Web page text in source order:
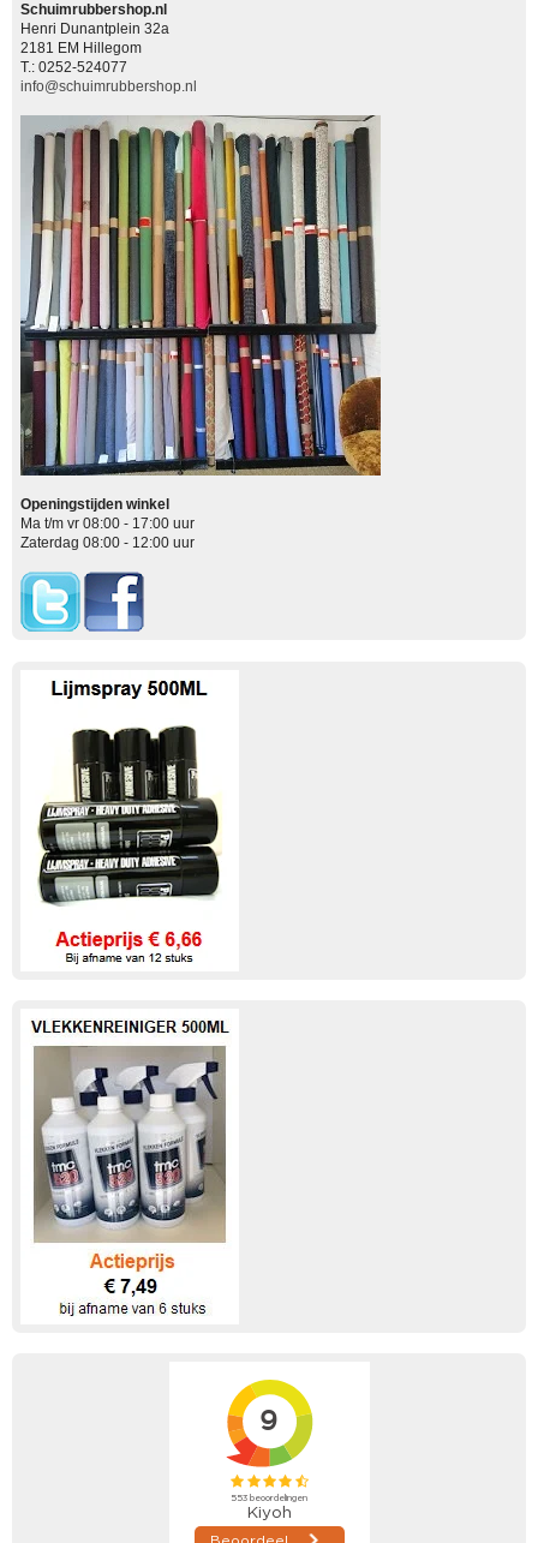
Schuimrubbershop.nl
Henri Dunantplein 32a
2181 EM Hillegom
T.: 0252-524077
info@schuimrubbershop.nl
Openingstijden winkel
Ma t/m vr 08:00 - 17:00 uur
Zaterdag 08:00 - 12:00 uur